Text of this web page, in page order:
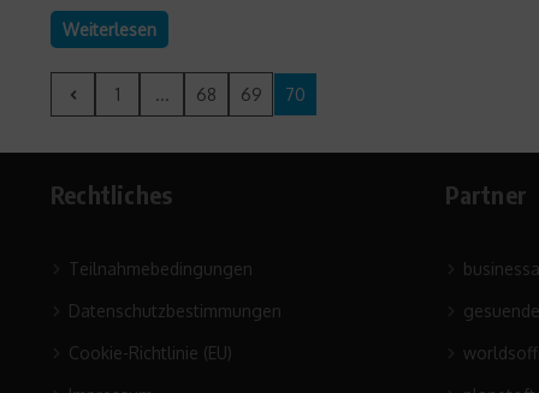
Weiterlesen
1 ... 68 69 70
Rechtliches
Teilnahmebedingungen
Datenschutzbestimmungen
Cookie-Richtlinie (EU)
Partner